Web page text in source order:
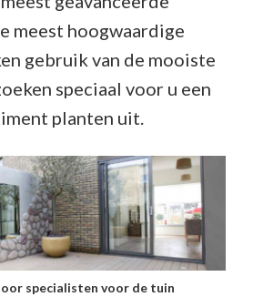
meest hoogwaardige
gebruik van de mooiste
speciaal voor u een
planten uit.
specialisten voor de tuin